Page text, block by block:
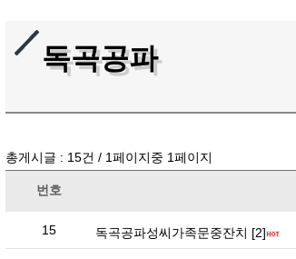
독곡공파
총게시글 : 15건 / 1페이지중 1페이지
번호
15 독곡공파성씨가족문중잔치 [2]